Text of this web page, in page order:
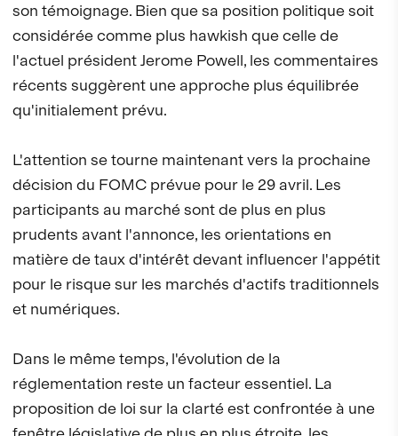
son témoignage. Bien que sa position politique soit
considérée comme plus hawkish que celle de
l'actuel président Jerome Powell, les commentaires
récents suggèrent une approche plus équilibrée
qu'initialement prévu.
L'attention se tourne maintenant vers la prochaine
décision du FOMC prévue pour le 29 avril. Les
participants au marché sont de plus en plus
prudents avant l'annonce, les orientations en
matière de taux d'intérêt devant influencer l'appétit
pour le risque sur les marchés d'actifs traditionnels
et numériques.
Dans le même temps, l'évolution de la
réglementation reste un facteur essentiel. La
proposition de loi sur la clarté est confrontée à une